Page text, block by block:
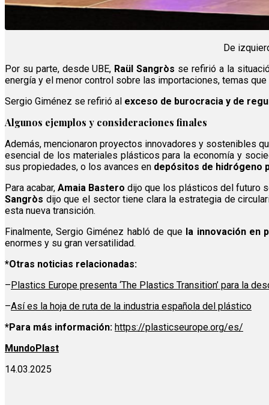
De
Por su parte, desde UBE, Raül Sangròs se refirió a la
energía y el menor control sobre las importaciones, temas
Sergio Giménez se refirió al exceso de burocracia y de
Algunos ejemplos y consideraciones finales
Además, mencionaron proyectos innovadores y sostenibles
esencial de los materiales plásticos para la economía y
sus propiedades, o los avances en depósitos de hidrógeno
Para acabar,Amaia Bastero dijo que los plásticos del futuro
Sangròs dijo que el sector tiene clara la estrategia de
esta nueva transición.
Finalmente, Sergio Giménez habló de que la innovación en
enormes y su gran versatilidad.
*Otras noticias relacionadas:
– Plastics Europe presenta ‘The Pl astics Transition’ para la
–Así es la hoja de ruta de la industria española del plástico
*Para más información: https://plasticseurope.org/es/
MundoPlast
14.03.2025